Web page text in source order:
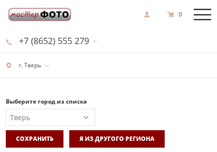
г. Тверь
+7 (8652) 555 279
0
Выберите город из списка
СОХРАНИТЬ Я ИЗ ДРУГОГО РЕГИОНА